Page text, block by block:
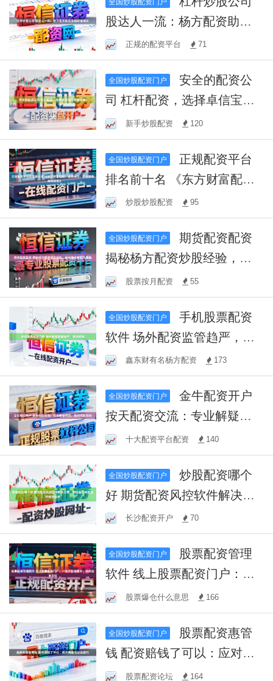
股达人一流：杨方配资助您
实现财富增长
正规的配资平台 71
全国炒股配资门户
安全的配资公
司 杠杆配资，选择卓信宝是
明智之选!
新手炒股配资 120
全国炒股配资门户
排名前十名 《东方财富配
资：选择杨方，稳健投资，
高效回报》
炒股炒股配资 95
全国炒股配资门户
期货配资配资
揭秘杨方配资炒股经验，轻
松赚钱秘籍大揭秘
股票按月配资 55
全国炒股配资门户
手机股票配资
软件 场外配资监管趋严，情
况变多鑫东财有名杨方配资 173
全国炒股配资门户
金牛配资开户
按天配资交流：专业解疑答
惑，助您风险控制
十大配资平台配资 140
全国炒股配资门户
炒股配资哪个
好 期货配资风控软件解决方
案，助您规避风险提升投资
效率
长沙配资开户 70
全国炒股配资门户
软件 线上股票配资门户：一
站式配资服务，助你投资无
忧
股票爆仓什么意思 166
全国炒股配资门户
钱 配资赔钱了可以：应对策
略与止损技巧
股票配资论坛 164